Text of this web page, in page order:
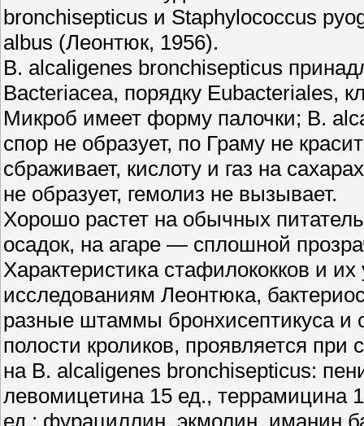
bronchisepticus и Staphylococcus
albus (Леонтюк, 1956).
В. alcaligenes bronchisepticus
Bacteriacea, порядку Eubacteriales,
Микроб имеет форму палочки; В.
спор не образует, по Граму не
сбраживает, кислоту и газ на
не образует, гемолиз не вызывает.
Хорошо растет на обычных
осадок, на агаре — сплошной
Характеристика стафилококков и
исследованиям Леонтюка,
разные штаммы бронхисептикуса и
полости кроликов, проявляется
на В. alcaligenes bronchisepticus:
левомицетина 15 ед.,